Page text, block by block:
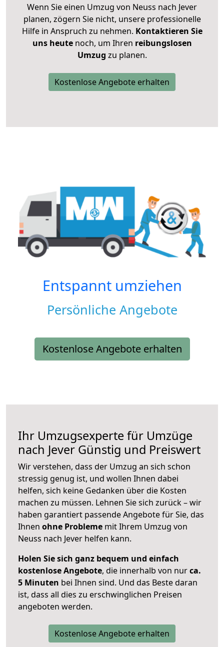
Wenn Sie einen Umzug von Neuss nach Jever
planen, zögern Sie nicht, unsere professionelle
Hilfe in Anspruch zu nehmen. Kontaktieren Sie
uns heutenoch, um Ihren reibungslosen
Umzug zu planen.
Kostenlose Angebote erhalten
Entspannt umziehen
Persönliche Angebote
Kostenlose Angebote erhalten
Ihr Umzugsexperte für Umzüge
nach Jever Günstig und Preiswert
Wir verstehen, dass der Umzug an sich schon
stressig genug ist, und wollen Ihnen dabei
helfen, sich keine Gedanken über die Kosten
machen zu müssen. Lehnen Sie sich zurück – wir
haben garantiert passende Angebote für Sie, das
Ihnen ohne Probleme mit Ihrem Umzug von
Neuss nach Jever helfen kann.
Holen Sie sich ganz bequem und einfach
kostenlose Angebote, die innerhalb von nurca.
5 Minuten bei Ihnen sind. Und das Beste daran
ist, dass all dies zu erschwinglichen Preisen
angeboten werden.
Kostenlose Angebote erhalten